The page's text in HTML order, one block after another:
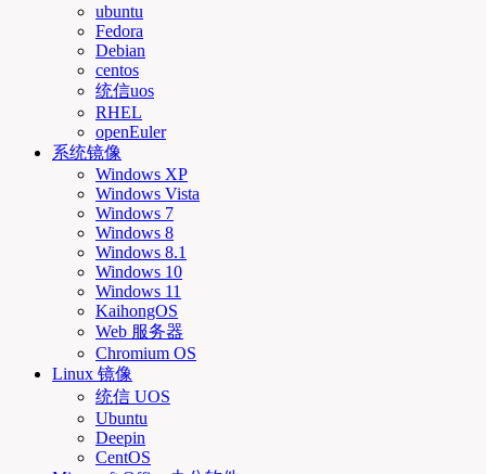
ubuntu
Fedora
Debian
centos
统信uos
RHEL
openEuler
系统镜像
Windows XP
Windows Vista
Windows 7
Windows 8
Windows 8.1
Windows 10
Windows 11
KaihongOS
Web 服务器
Chromium OS
Linux 镜像
统信 UOS
Ubuntu
Deepin
CentOS